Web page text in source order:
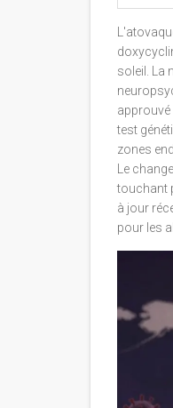
soleil. La
test
zones
Le
touchant
à jour
pour les